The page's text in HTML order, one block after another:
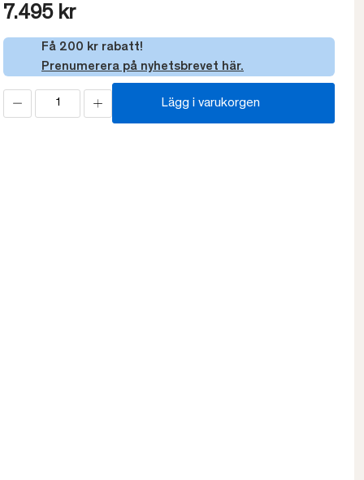
7.495 kr
Få 200 kr rabatt!
Prenumerera på nyhetsbrevet här.
Lägg i varukorgen